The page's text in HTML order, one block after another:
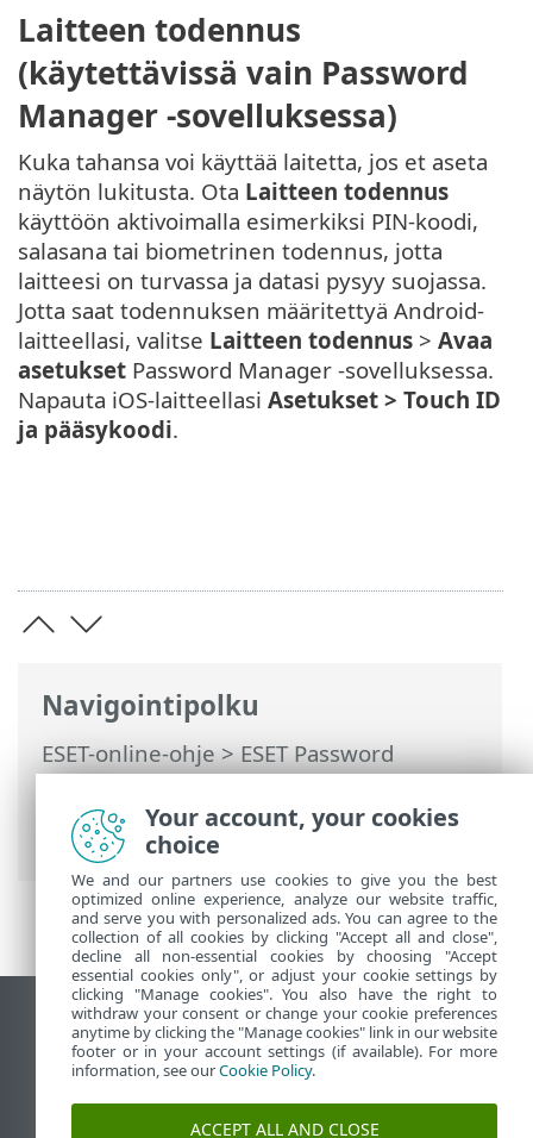
Navigointipolku
ESET-online-ohje>ESET Password
Manager>Tuotteen ESET Password
Manager käsitteleminen >
Tietoturvaraportti
Laitteen todennus
(käytettävissä vain Password
Manager -sovelluksessa)
Kuka tahansa voi käyttää laitetta, jos et aseta
näytön lukitusta. Ota Laitteen todennus
käyttöön aktivoimalla esimerkiksi PIN-koodi,
salasana tai biometrinen todennus, jotta
laitteesi on turvassa ja datasi pysyy suojassa.
Jotta saat todennuksen määritettyä Android-
laitteellasi, valitse Laitteen todennus > Avaa
asetukset Password Manager -sovelluksessa.
Napauta iOS-laitteellasi Asetukset > Touch ID
ja pääsykoodi.
Näytä tietokonesivusto
End of Life
ESET-tietämyskanta
ESET-foorumi
Your account, your cookies
choice
We and our partners use cookies to give you the best
optimized online experience, analyze our website traffic,
and serve you with personalized ads. You can agree to the
collection of all cookies by clicking "Accept all and close",
decline all non-essential cookies by choosing "Accept
essential cookies only", or adjust your cookie settings by
clicking "Manage cookies". You also have the right to
withdraw your consent or change your cookie preferences
anytime by clicking the "Manage cookies" link in our website
footer or in your account settings (if available). For more
information, see ourCookie Policy.
ACCEPT ALL AND CLOSE